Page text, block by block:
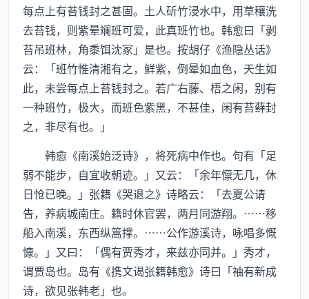
每点上有苔钱封之甚固。土人斫竹浸水中，用草穰洗
去苔钱，则紫晕斓班可爱，此真班竹也。韩愈曰「剥
苔吊班林，角黍饵沈冢」是也。按胡仔《渔隐丛话》
云：「班竹惟清湘有之，鲜紫，倒晕如血色，天生如
此，未尝每点上苔钱封之。若广右藤、梧之闲，别有
一种班竹，极大，而班色紫黑，不甚佳，闲有苔藓封
之，非尽有也。」
韩愈《南溪始泛诗》，将死病中作也。句有「足
弱不能步，自宜收朝迹。」又云：「余年懔无几，休
日怆已晚。」张籍《哭退之》诗略云：「去夏公请
告，养病城南庄。籍时休官罢，两月同游翔。……移
船入南溪，东西纵篙撑。……公作游溪诗，咏唱多慨
慷。」又曰：「偶有贾秀才，来兹亦同并。」秀才，
谓贾岛也。岛有《携文谒张籍韩愈》诗曰「袖有新成
诗，欲见张韩老」也。